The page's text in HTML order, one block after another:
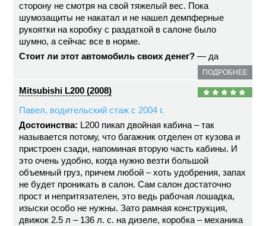
сторону не смотря на свой тяжелый вес. Пока
шумозащиты не накатал и не нашел демпферные
рукоятки на коробку с раздаткой в салоне было
шумно, а сейчас все в норме.
Стоит ли этот автомобиль своих денег? — да
ПОДРОБНЕЕ
Mitsubishi L200 (2008)
Павел, водительский стаж с 2004 г.
Достоинства: L200 пикап двойная кабина – так
называется потому, что багажник отделен от кузова и
пристроен сзади, напоминая вторую часть кабины. И
это очень удобно, когда нужно везти большой
объемный груз, причем любой – хоть удобрения, запах
не будет проникать в салон. Сам салон достаточно
прост и непритязателен, это ведь рабочая лошадка,
изыски особо не нужны. Зато рамная конструкция,
движок 2.5 л – 136 л. с. на дизеле, коробка – механика